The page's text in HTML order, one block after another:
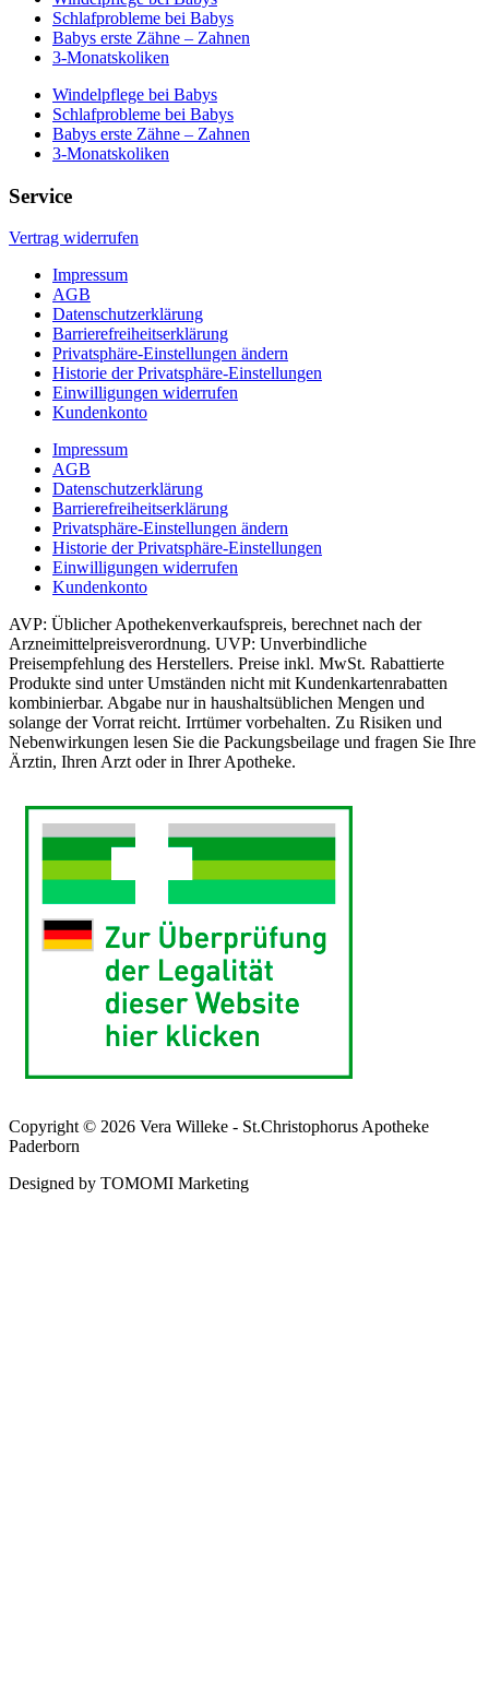
Schlafprobleme bei Babys
Babys erste Zähne – Zahnen
3-Monatskoliken
Windelpflege bei Babys
Schlafprobleme bei Babys
Babys erste Zähne – Zahnen
3-Monatskoliken
Service
Vertrag widerrufen
Impressum
AGB
Datenschutzerklärung
Barrierefreiheitserklärung
Privatsphäre-Einstellungen ändern
Historie der Privatsphäre-Einstellungen
Einwilligungen widerrufen
Kundenkonto
Impressum
AGB
Datenschutzerklärung
Barrierefreiheitserklärung
Privatsphäre-Einstellungen ändern
Historie der Privatsphäre-Einstellungen
Einwilligungen widerrufen
Kundenkonto
AVP: Üblicher Apothekenverkaufspreis, berechnet nach der
Arzneimittelpreisverordnung. UVP: Unverbindliche
Preisempfehlung des Herstellers. Preise inkl. MwSt. Rabattierte
Produkte sind unter Umständen nicht mit Kundenkartenrabatten
kombinierbar. Abgabe nur in haushaltsüblichen Mengen und
solange der Vorrat reicht. Irrtümer vorbehalten. Zu Risiken und
Nebenwirkungen lesen Sie die Packungsbeilage und fragen Sie Ihre
Ärztin, Ihren Arzt oder in Ihrer Apotheke.
Copyright © 2026 Vera Willeke - St.Christophorus Apotheke
Paderborn
Designed by TOMOMI Marketing